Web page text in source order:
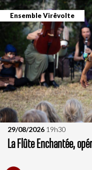
29/08/2026 19h30
La Flûte Enchantée,
Ensemble Virêvolte